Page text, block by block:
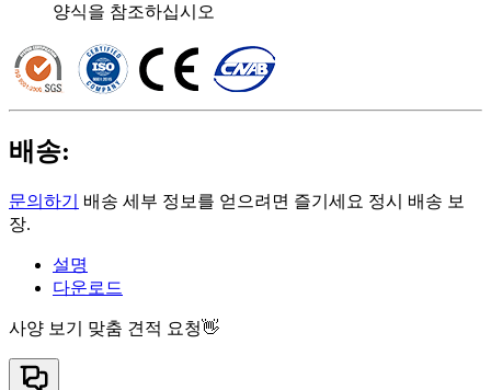
양식을 참조하십시오
배송:
문의하기
배송 세부 정보를 얻으려면 즐기세요 정시 배송 보
장.
설명
다운로드
사양 보기 맞춤 견적 요청👋